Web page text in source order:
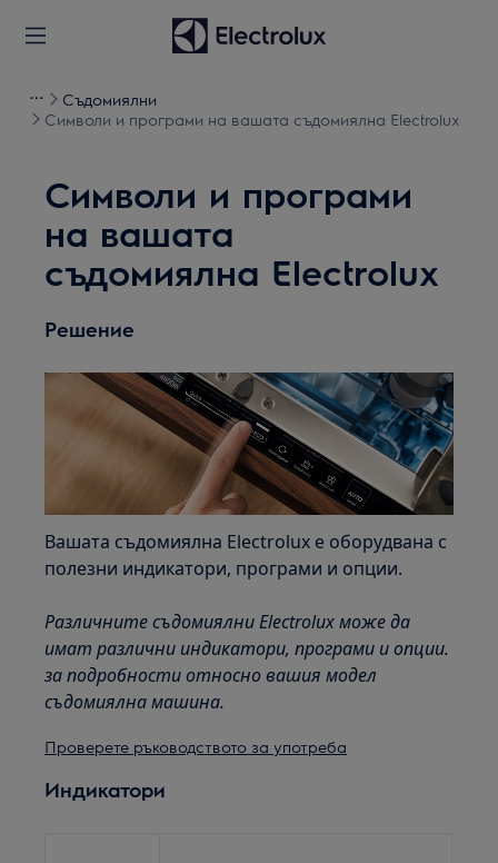
Съдомиялни
Символи и програми на вашата съдомиялна Electrolux
Символи и програми
на вашата
съдомиялна Electrolux
Решение
Вашата съдомиялна Electrolux е оборудвана с
полезни индикатори, програми и опции.
Различните съдомиялни Electrolux може да
имат различни индикатори, програми и опции.
за подробности относно вашия модел
съдомиялна машина.
Проверете ръководството за употреба
Индикатори